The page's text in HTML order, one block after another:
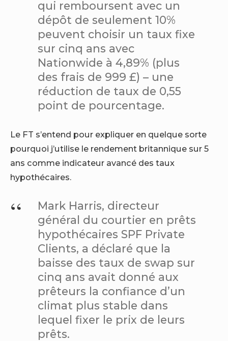
qui remboursent avec un
dépôt de seulement 10%
peuvent choisir un taux fixe
sur cinq ans avec
Nationwide à 4,89% (plus
des frais de 999 £) – une
réduction de taux de 0,55
point de pourcentage.
Le FT s’entend pour expliquer en quelque sorte
pourquoi j’utilise le rendement britannique sur 5
ans comme indicateur avancé des taux
hypothécaires.
Mark Harris, directeur
général du courtier en prêts
hypothécaires SPF Private
Clients, a déclaré que la
baisse des taux de swap sur
cinq ans avait donné aux
prêteurs la confiance d’un
climat plus stable dans
lequel fixer le prix de leurs
prêts.